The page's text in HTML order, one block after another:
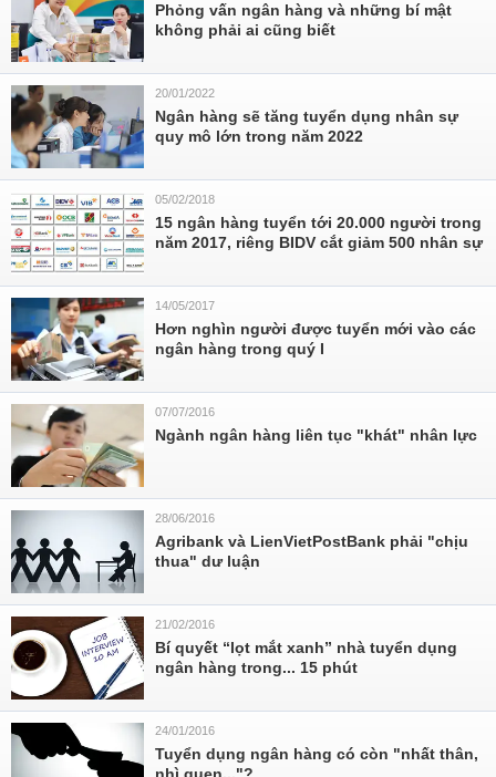
Phỏng vấn ngân hàng và những bí mật
không phải ai cũng biết
20/01/2022
Ngân hàng sẽ tăng tuyển dụng nhân sự
quy mô lớn trong năm 2022
05/02/2018
15 ngân hàng tuyển tới 20.000 người trong
năm 2017, riêng BIDV cắt giảm 500 nhân sự
14/05/2017
Hơn nghìn người được tuyển mới vào các
ngân hàng trong quý I
07/07/2016
Ngành ngân hàng liên tục "khát" nhân lực
28/06/2016
Agribank và LienVietPostBank phải "chịu
thua" dư luận
21/02/2016
Bí quyết “lọt mắt xanh” nhà tuyển dụng
ngân hàng trong... 15 phút
24/01/2016
Tuyển dụng ngân hàng có còn "nhất thân,